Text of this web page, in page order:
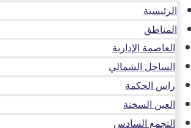
الرئيسية
المناطق
العاصمة الإدارية
الساحل الشمالي
راس الحكمة
العين السخنة
التجمع السادس